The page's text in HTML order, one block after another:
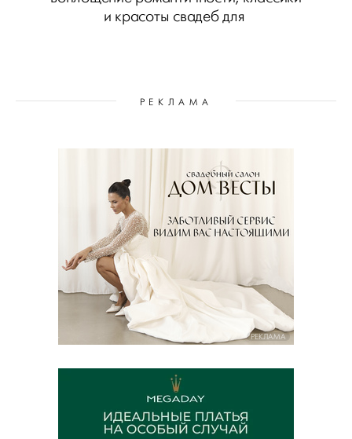
и красоты свадеб для
РЕКЛАМА
РЕКЛАМА